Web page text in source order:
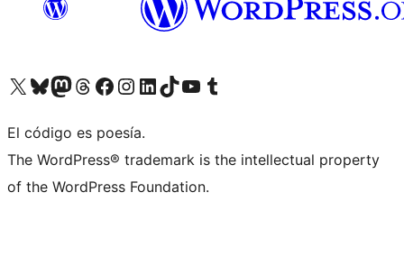
Visita nuestra cuenta de X (anteriormente Twitter)
Visita nuestra cuenta de Bluesky
Visita nuestra cuenta de Mastodon
Visita nuestra cuenta de Threads
Visita nuestra página de Facebook
Visita nuestra cuenta de Instagram
Visita nuestra cuenta de LinkedIn
Visita nuestra cuenta de TikTok
Visita nuestro canal de YouTube
Visita nuestra cuenta de Tumblr
El código es poesía.
The WordPress® trademark is the intellectual property
of the WordPress Foundation.